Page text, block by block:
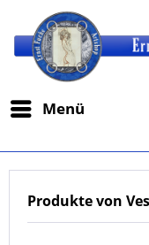
Menü
Produkte von